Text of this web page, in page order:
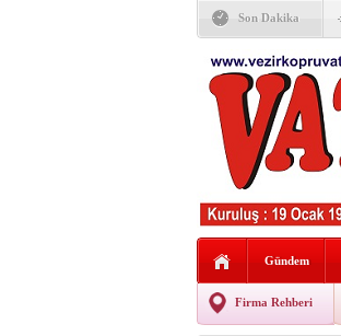
Son Dakika
Gündem
Firma Rehberi